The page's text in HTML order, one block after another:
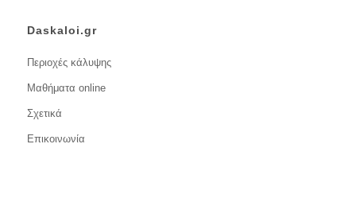
Daskaloi.gr
Περιοχές κάλυψης
Μαθήματα online
Σχετικά
Επικοινωνία